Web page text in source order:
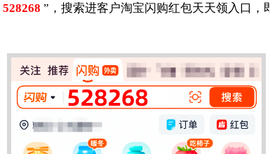
528268 ”，搜索进客户淘宝闪购红包天天领入口